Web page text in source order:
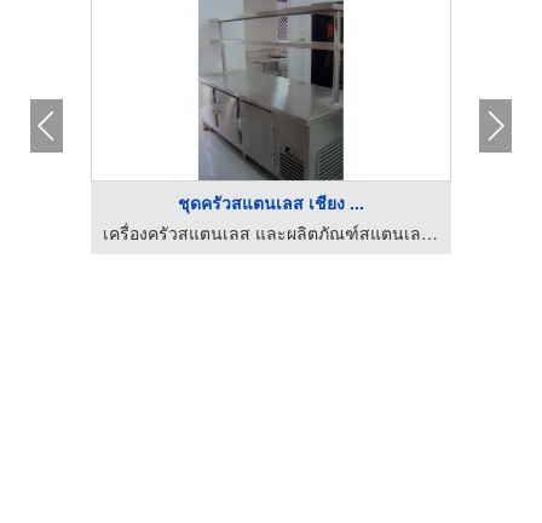
ชุดครัวสแตนเลส เชียง ...
เครื่องครัวสแตนเลส และผลิตภัณฑ์สแตนเลส เชียงใหม่